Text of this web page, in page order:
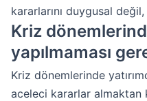
kararlarını duygusal
Kriz
yapılmaması
Kriz dönemlerinde
aceleci kararlar almaktan